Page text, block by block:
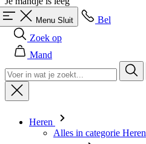
Menu Sluit
Bel
Zoek op
Mand
Heren
Alles in categorie Heren